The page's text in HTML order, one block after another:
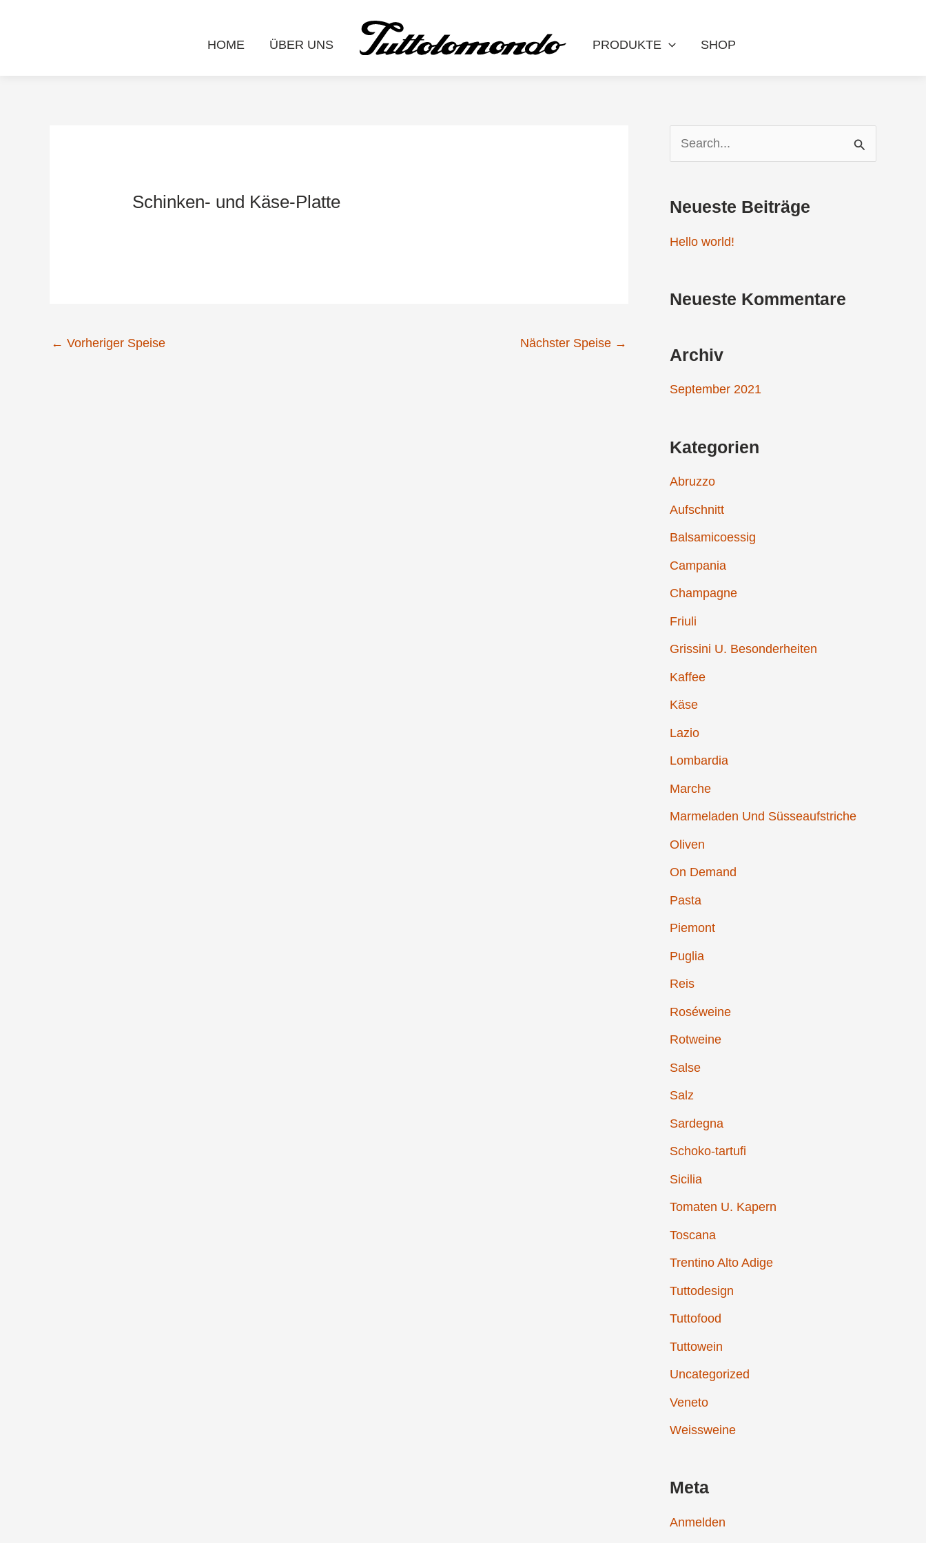
HOME ÜBER UNS PRODUKTE SHOP
Schinken- und Käse-Platte
← Vorheriger Speise Nächster Speise →
c
e
n
c
:
Neueste Beiträge
Hello world!
Neueste Kommentare
Archiv
September 2021
Kategorien
Abruzzo
Aufschnitt
Balsamicoessig
Campania
Champagne
Friuli
Grissini U. Besonderheiten
Kaffee
Käse
Lazio
Lombardia
Marche
Marmeladen Und Süsseaufstriche
Oliven
On Demand
Pasta
Piemont
Puglia
Reis
Roséweine
Rotweine
Salse
Salz
Sardegna
Schoko-tartufi
Sicilia
Tomaten U. Kapern
Toscana
Trentino Alto Adige
Tuttodesign
Tuttofood
Tuttowein
Uncategorized
Veneto
Weissweine
Meta
Anmelden